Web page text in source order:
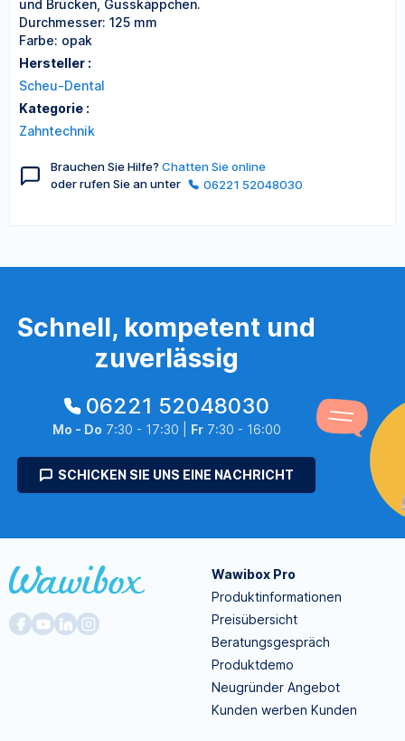
und Brücken, Gusskäppchen.
Durchmesser: 125 mm
Farbe: opak
Hersteller :
Scheu-Dental
Kategorie :
Zahntechnik
Brauchen Sie Hilfe? Chatten Sie online
oder rufen Sie an unter
06221 52048030
Schnell, kompetent und
zuverlässig
06221 52048030
Mo - Do 7:30 - 17:30 | Fr7:30 - 16:00
SCHICKEN SIE UNS EINE NACHRICHT
Wawibox Pro
Produktinformationen
Preisübersicht
Beratungsgespräch
Produktdemo
Neugründer Angebot
Kunden werben Kunden